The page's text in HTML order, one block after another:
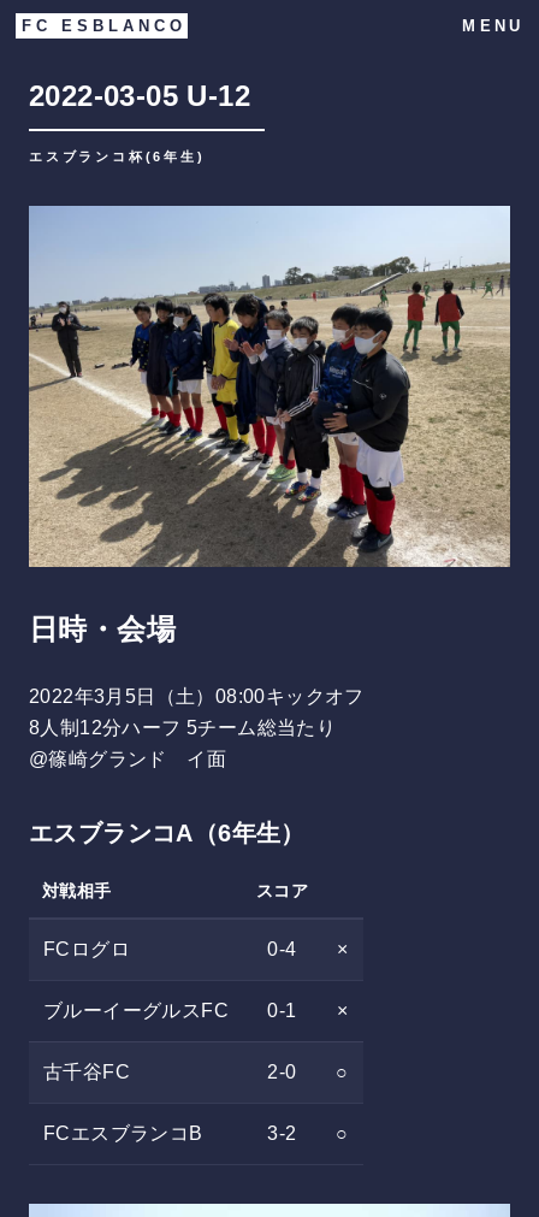
FC ESBLANCO MENU
2022-03-05 U-12
エスブランコ杯(6年生)
日時・会場
2022年3月5日（土）08:00キックオフ
8人制12分ハーフ 5チーム総当たり
@篠崎グランド イ面
エスブランコA（6年生）
対戦相手 スコア
FCログロ 0-4 ×
ブルーイーグルスFC 0-1 ×
古千谷FC 2-0 ○
FCエスブランコB 3-2 ○